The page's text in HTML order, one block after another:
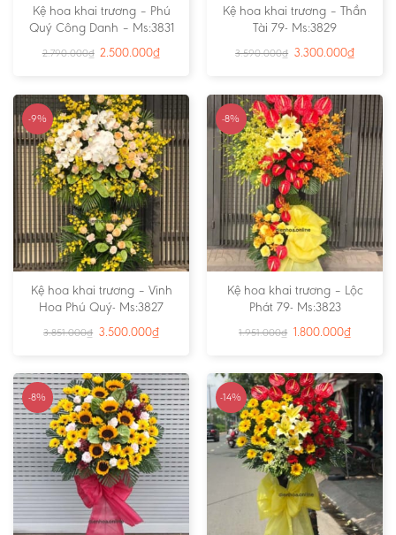
Kệ hoa khai trương – Phú
Quý Công Danh – Ms:3831
2.790.000₫ 2.500.000₫
Kệ hoa khai trương – Thần
Tài 79- Ms:3829
3.590.000₫ 3.300.000₫
-9%
Kệ hoa khai trương – Vinh
Hoa Phú Quý- Ms:3827
3.851.000₫ 3.500.000₫
-8%
Kệ hoa khai trương – Lộc
Phát 79- Ms:3823
1.951.000₫ 1.800.000₫
-8% -14%